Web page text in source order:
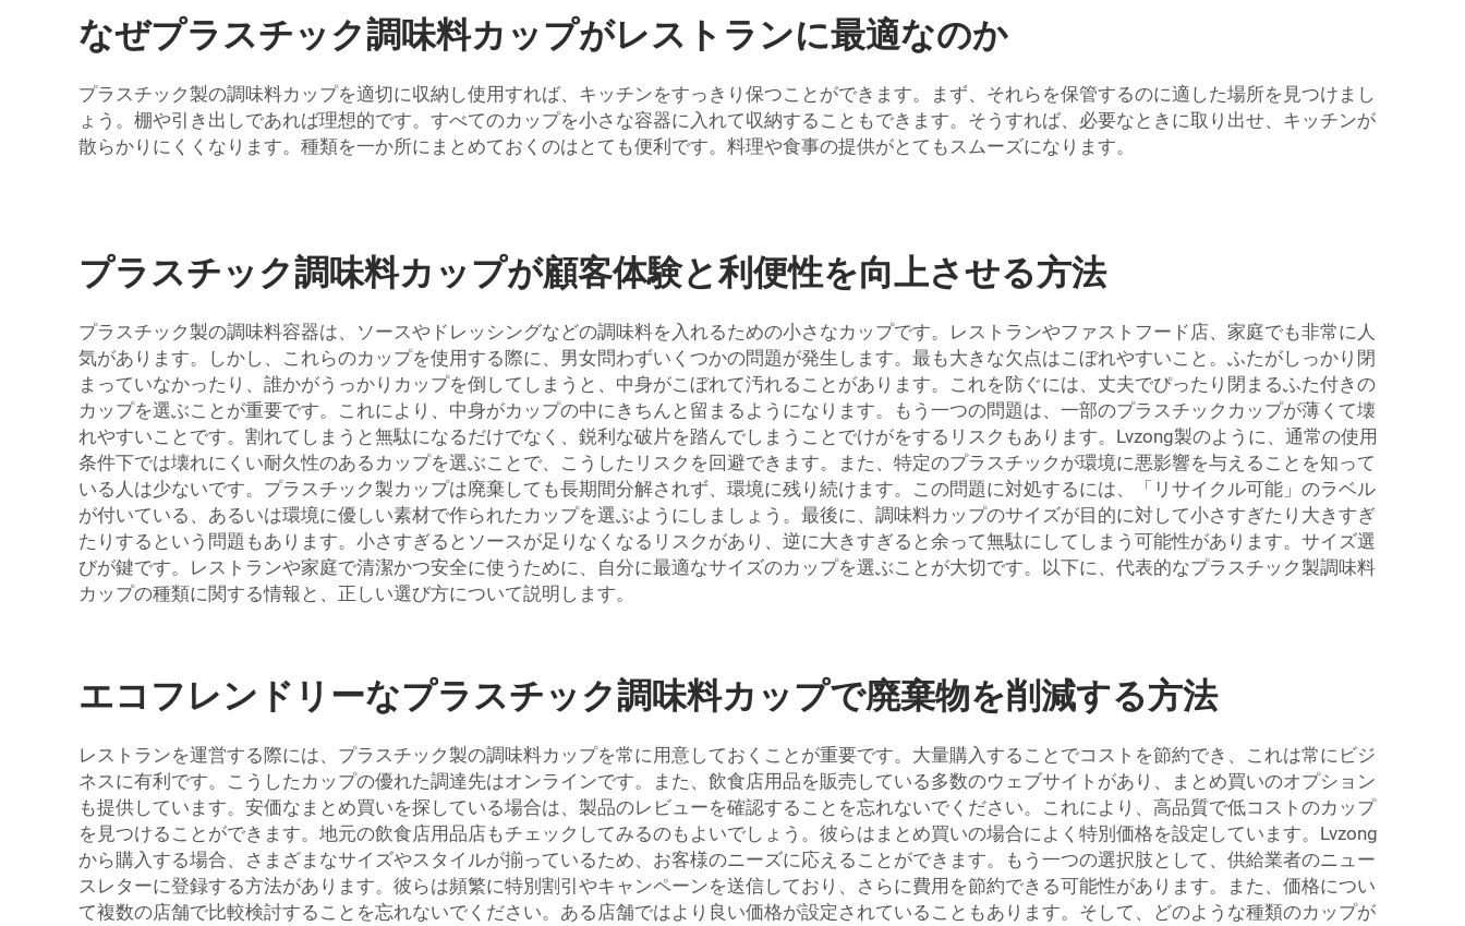
なぜプラスチック調味料カップがレストランに最適なのか
プラスチック製の調味料カップを適切に収納し使用すれば、キッチンをすっきり保つことができます。まず、それらを保管するのに適した場所を見つけまし
ょう。棚や引き出しであれば理想的です。すべてのカップを小さな容器に入れて収納することもできます。そうすれば、必要なときに取り出せ、キッチンが
散らかりにくくなります。種類を一か所にまとめておくのはとても便利です。料理や食事の提供がとてもスムーズになります。
プラスチック調味料カップが顧客体験と利便性を向上させる方法
プラスチック製の調味料容器は、ソースやドレッシングなどの調味料を入れるための小さなカップです。レストランやファストフード店、家庭でも非常に人
気があります。しかし、これらのカップを使用する際に、男女問わずいくつかの問題が発生します。最も大きな欠点はこぼれやすいこと。ふたがしっかり閉
まっていなかったり、誰かがうっかりカップを倒してしまうと、中身がこぼれて汚れることがあります。これを防ぐには、丈夫でぴったり閉まるふた付きの
カップを選ぶことが重要です。これにより、中身がカップの中にきちんと留まるようになります。もう一つの問題は、一部のプラスチックカップが薄くて壊
れやすいことです。割れてしまうと無駄になるだけでなく、鋭利な破片を踏んでしまうことでけがをするリスクもあります。Lvzong製のように、通常の使用
条件下では壊れにくい耐久性のあるカップを選ぶことで、こうしたリスクを回避できます。また、特定のプラスチックが環境に悪影響を与えることを知って
いる人は少ないです。プラスチック製カップは廃棄しても長期間分解されず、環境に残り続けます。この問題に対処するには、「リサイクル可能」のラベル
が付いている、あるいは環境に優しい素材で作られたカップを選ぶようにしましょう。最後に、調味料カップのサイズが目的に対して小さすぎたり大きすぎ
たりするという問題もあります。小さすぎるとソースが足りなくなるリスクがあり、逆に大きすぎると余って無駄にしてしまう可能性があります。サイズ選
びが鍵です。レストランや家庭で清潔かつ安全に使うために、自分に最適なサイズのカップを選ぶことが大切です。以下に、代表的なプラスチック製調味料
カップの種類に関する情報と、正しい選び方について説明します。
エコフレンドリーなプラスチック調味料カップで廃棄物を削減する方法
レストランを運営する際には、プラスチック製の調味料カップを常に用意しておくことが重要です。大量購入することでコストを節約でき、これは常にビジ
ネスに有利です。こうしたカップの優れた調達先はオンラインです。また、飲食店用品を販売している多数のウェブサイトがあり、まとめ買いのオプション
も提供しています。安価なまとめ買いを探している場合は、製品のレビューを確認することを忘れないでください。これにより、高品質で低コストのカップ
を見つけることができます。地元の飲食店用品店もチェックしてみるのもよいでしょう。彼らはまとめ買いの場合によく特別価格を設定しています。Lvzong
から購入する場合、さまざまなサイズやスタイルが揃っているため、お客様のニーズに応えることができます。もう一つの選択肢として、供給業者のニュー
スレターに登録する方法があります。彼らは頻繁に特別割引やキャンペーンを送信しており、さらに費用を節約できる可能性があります。また、価格につい
て複数の店舗で比較検討することを忘れないでください。ある店舗ではより良い価格が設定されていることもあります。そして、どのような種類のカップが